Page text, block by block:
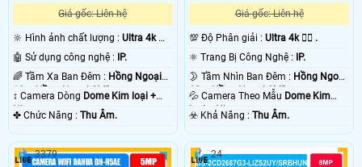
Giá gốc: Liên hệ
🔆 Hình ảnh chất lượng : Ultra 4k 👍🏾
🤖️ Sử dụng công nghệ : IP.
🌈 Tầm Xa Ban Đêm : Hồng Ngoại
10m Hồng Ngoại SMD.
↕️ Camera Dòng Dome Kim loại +
Nhựa.
️✤ Chức Năng : Thu Âm.
Giá gốc: Liên hệ
💯 Độ Phân giải :Ultra 4k 👍🏾 .
⚛️ Trang Bị Công Nghệ : IP.
🌛 Tầm Nhìn Ban Đêm : Hồng Ngoại
10m Hồng Ngoại SMD.
💦 Camera Theo Mẫu Dome Kim
loại + Nhựa.
️☣️ Khả Năng :Thu Âm.
3379 24